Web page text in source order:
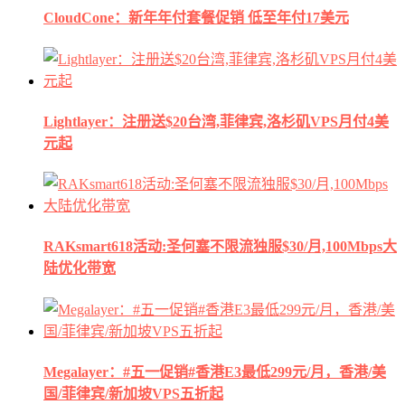
CloudCone：新年年付套餐促销 低至年付17美元
Lightlayer：注册送$20台湾,菲律宾,洛杉矶VPS月付4美
元起
RAKsmart618活动:圣何塞不限流独服$30/月,100Mbps大
陆优化带宽
Megalayer：#五一促销#香港E3最低299元/月，香港/美
国/菲律宾/新加坡VPS五折起